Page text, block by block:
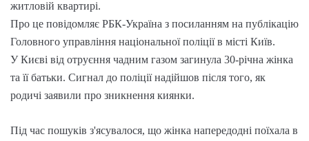
житловій квартирі.
Про це повідомляє РБК-Україна з посиланням на публікацію
Головного управління національної поліції в місті Київ.
У Києві від отруєння чадним газом загинула 30-річна жінка
та її батьки. Сигнал до поліції надійшов після того, як
родичі заявили про зникнення киянки.
Під час пошуків з'ясувалося, що жінка напередодні поїхала в